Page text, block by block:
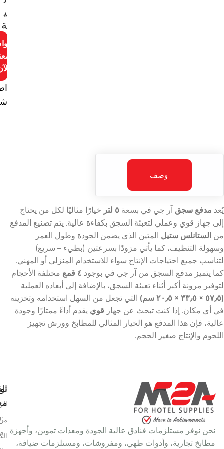
ي
ة
وصف
يُعد مدفع سجق آر جي في بسعة٥ لتر
خيارًا مثاليًا لكل من يحتاج
إلى جهاز قوي وعملي لتعبئة السجق بكفاءة عالية. يتم تصنيع المدفع
من الستانلس ستيل المتين الذي يضمن الجودة وطول العمر
وسهولة التنظيف، كما يأتي مزودًا بسرعتين (بطيء – سريع)
لتناسب جميع احتياجات الإنتاج سواء للاستخدام المنزلي أو المهني.
كما يتميز مدفع السجق من آر جي في بوجود ٤ قمع
مختلفة الأحجام
لتوفير مرونة أكبر أثناء تعبئة السجق، بالإضافة إلى أبعاده العملية
(٥٧٫٥ × ٣٣٫٥ × ٢٠٫٥ سم)
التي تجعل من السهل استخدامه وتخزينه
في أي مكان. إذا كنت تبحث عن جهاز قوي يقدم أداءً ممتازًا وجودة
عالية، فإن هذا المدفع هو الخيار المثالي للمطابخ وورش تجهيز
اللحوم والإنتاج صغير الحجم.
نحن نوفر مستلزمات فنادق عالية الجودة ومعدات تموين، وأجهزة
مطابخ تجارية، وأدوات طهي، ومفروشات، ومستلزمات ضيافة،
٩ شارع سعد الدين عمر، خلف بتروجيت، النزهة الجديدة، القاهرة، مصر